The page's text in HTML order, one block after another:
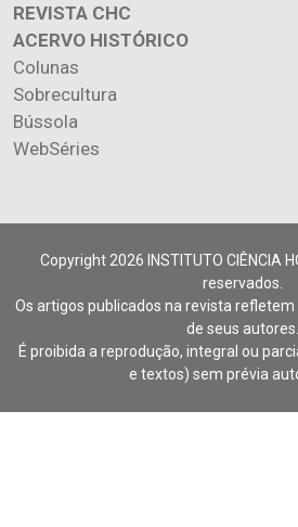
REVISTA CHC
ACERVO HISTÓRICO
Colunas
Sobrecultura
Bússola
WebSéries
Copyright 2026 INSTITUTO CIÊNCIA
reservados.
Os artigos publicados na revista
de seus autores.
É proibida a reprodução, integral ou
e textos) sem prévia